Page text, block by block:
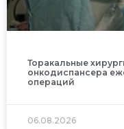
Торакальные
онкодиспансера
операций
06.08.2026